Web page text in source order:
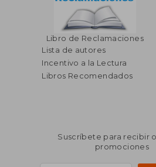
Libro de Reclamaciones
Lista de autores
Incentivo a la Lectura
Libros Recomendados
Suscríbete para recibir
promociones